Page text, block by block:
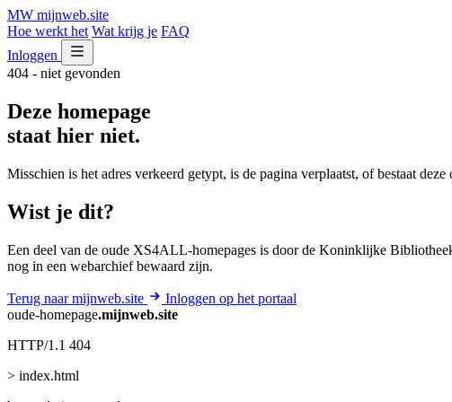
MW mijnweb.site
Hoe werkt het Wat krijg je FAQ
Inloggen
404 - niet gevonden
Deze homepage
staat hier niet.
Misschien is het adres verkeerd getypt, is de pagina verplaatst, of bestaat
Wist je dit?
Een deel van de oude XS4ALL-homepages is door de Koninklijke
nog in een webarchief bewaard zijn.
Terug naar mijnweb.site
Inloggen op het portaal
oude-homepage.mijnweb.site
HTTP/1.1 404
> index.html